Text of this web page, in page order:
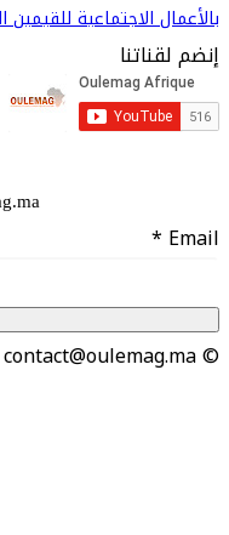
الاجتماعية للقيمين الدينيين
2024.